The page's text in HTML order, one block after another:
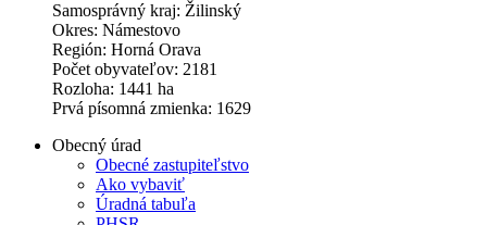
Samosprávný kraj: Žilinský
Okres: Námestovo
Región: Horná Orava
Počet obyvateľov: 2181
Rozloha: 1441 ha
Prvá písomná zmienka: 1629
Obecný úrad
Obecné zastupiteľstvo
Ako vybaviť
Úradná tabuľa